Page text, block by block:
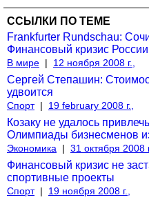
ССЫЛКИ ПО ТЕМЕ
Frankfurter Rundschau:
Финансовый кризис
В мире | 12 ноября 2008 г.,
Сергей Степашин:
удвоится
Спорт | 19 february 2008 г.,
Козаку не удалось
Олимпиады бизнесменов
Экономика | 31 октября 2008
Финансовый кризис не
спортивные проекты
Спорт |
19 ноября 2008 г.,